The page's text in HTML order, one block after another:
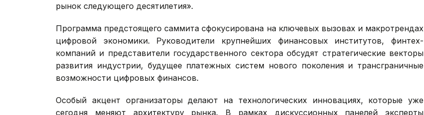
рынок следующего десятилетия».
Программа предстоящего саммита сфокусирована на ключевых вызовах и макротрендах
цифровой экономики. Руководители крупнейших финансовых институтов, финтех-
компаний и представители государственного сектора обсудят стратегические векторы
развития индустрии, будущее платежных систем нового поколения и трансграничные
возможности цифровых финансов.
Особый акцент организаторы делают на технологических инновациях, которые уже
сегодня меняют архитектуру рынка. В рамках дискуссионных панелей эксперты